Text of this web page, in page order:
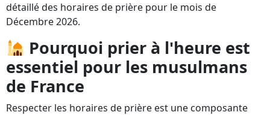
détaillé des horaires de prière pour le mois de
Décembre 2026.
Pourquoi prier à l'heure est
essentiel pour les musulmans
de France
Respecter les horaires de prière est une composante